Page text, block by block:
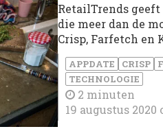
RetailTrends
die meer dan de
Crisp, Farfetch en
APPDATE CRISP
TECHNOLOGIE
2 minuten
19 augustus 2020